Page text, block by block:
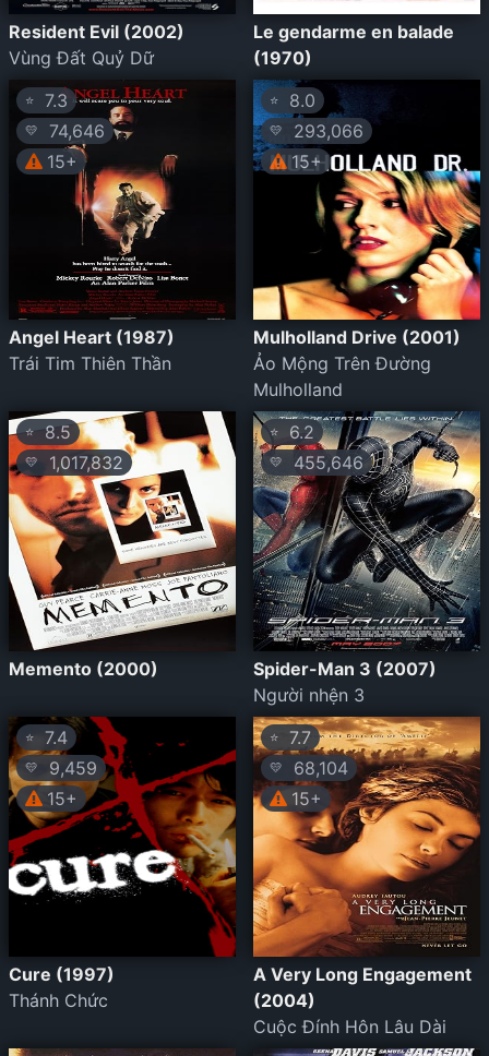
Resident Evil (2002)
Vùng Đất Quỷ Dữ
Le gendarme en balade
(1970)
⭐ 7.3
💛
74,646
15+
Angel Heart (1987)
Trái Tim Thiên Thần
⭐ 8.0
💛
293,066
15+
Mulholland Drive (2001)
Ảo Mộng Trên Đường
Mulholland
⭐8.5
💛 1,017,832
Memento (2000)
⭐ 6.2
💛 455,646
Spider-Man 3 (2007)
Người nhện 3
⭐ 7.4
💛
9,459
15+
Cure (1997)
Thánh Chức
⭐ 7.7
💛
68,104
15+
A Very Long Engagement
(2004)
Cuộc Đính Hôn Lâu Dài